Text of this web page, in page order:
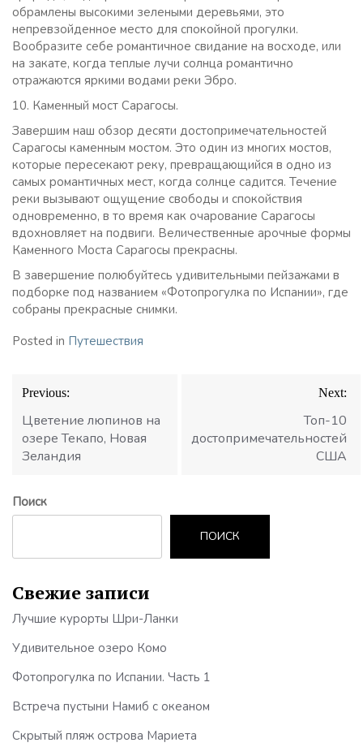
обрамлены высокими зелеными деревьями, это
непревзойденное место для спокойной прогулки.
Вообразите себе романтичное свидание на восходе, или
на закате, когда теплые лучи солнца романтично
отражаются яркими водами реки Эбро.
10. Каменный мост Сарагосы.
Завершим наш обзор десяти достопримечательностей
Сарагосы каменным мостом. Это один из многих мостов,
которые пересекают реку, превращающийся в одно из
самых романтичных мест, когда солнце садится. Течение
реки вызывают ощущение свободы и спокойствия
одновременно, в то время как очарование Сарагосы
вдохновляет на подвиги. Величественные арочные формы
Каменного Моста Сарагосы прекрасны.
В завершение полюбуйтесь удивительными пейзажами в
подборке под названием «Фотопрогулка по Испании», где
собраны прекрасные снимки.
Posted in Путешествия
Навигация
по
записям
Previous:
Цветение люпинов на
озере Текапо, Новая
Зеландия
Next:
Топ-10
достопримечательностей
США
Поиск
ПОИСК
Свежие записи
Лучшие курорты Шри-Ланки
Удивительное озеро Комо
Фотопрогулка по Испании. Часть 1
Встреча пустыни Намиб с океаном
Скрытый пляж острова Мариета